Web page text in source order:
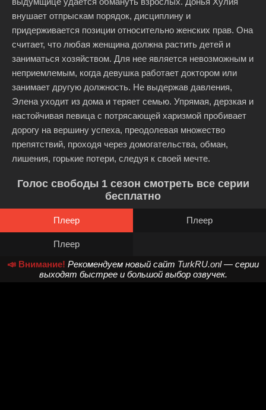
внушает отпрыскам порядок, дисциплину и
придерживается позиции относительно женских прав. Она
считает, что любая женщина должна растить детей и
заниматься хозяйством. Для нее является невозможным и
неприемлемым, когда девушка работает доктором или
занимает другую должность. Не выдержав давления,
Элена уходит из дома и теряет семью. Упрямая, дерзкая и
настойчивая певица с потрясающей харизмой пробивает
дорогу на вершину успеха, преодолевая множество
препятствий, проходя через домогательства, обман,
лишения, горькие потери, следуя к своей мечте.
Голос свободы 1 сезон смотреть все серии
бесплатно
Плеер Плеер
Плеер
📣 Внимание! Рекомендуем новый сайт TurkRU.onl— серии
выходят быстрее и большой выбор озвучек.